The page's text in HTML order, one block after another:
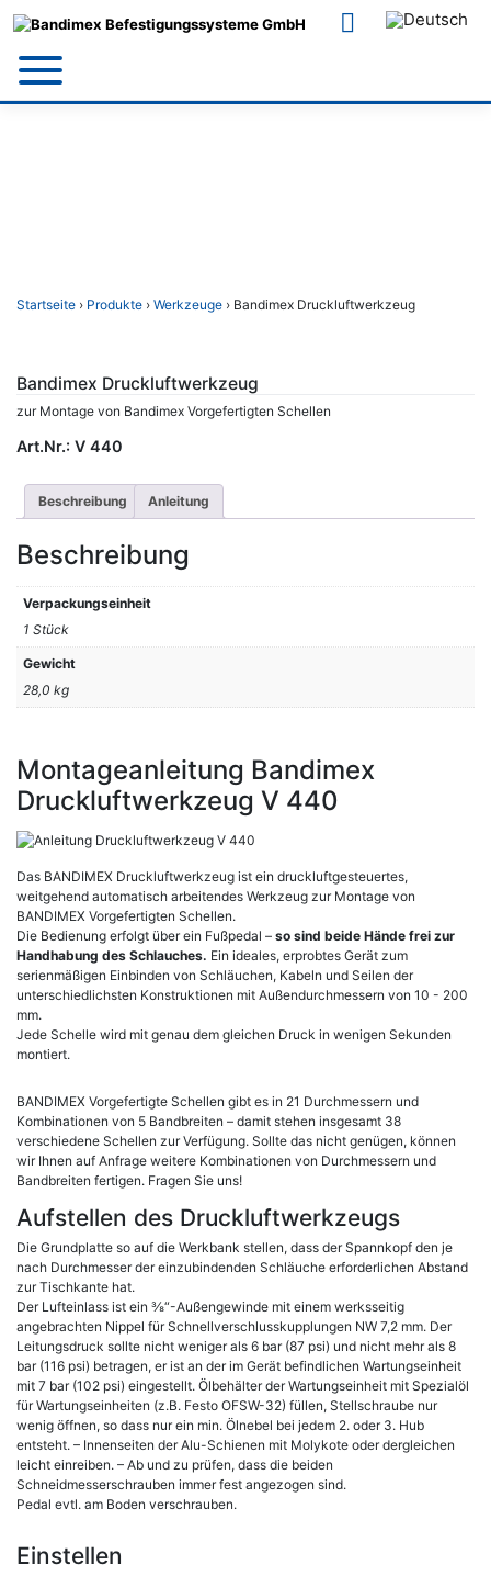
Startseite › Produkte › Werkzeuge › Bandimex Druckluftwerkzeug
Bandimex Druckluftwerkzeug
zur Montage von Bandimex Vorgefertigten Schellen
Art.Nr.: V 440
Beschreibung Anleitung
Beschreibung
Verpackungseinheit
1 Stück
Gewicht
28,0 kg
Montageanleitung Bandimex
Druckluftwerkzeug V 440
Das BANDIMEX Druckluftwerkzeug ist ein druckluftgesteuertes,
weitgehend automatisch arbeitendes Werkzeug zur Montage von
BANDIMEX Vorgefertigten Schellen.
Die Bedienung erfolgt über ein Fußpedal – so sind beide Hände frei zur
Handhabung des Schlauches. Ein ideales, erprobtes Gerät zum
serienmäßigen Einbinden von Schläuchen, Kabeln und Seilen der
unterschiedlichsten Konstruktionen mit Außendurchmessern von 10 - 200
mm.
Jede Schelle wird mit genau dem gleichen Druck in wenigen Sekunden
montiert.
BANDIMEX Vorgefertigte Schellen gibt es in 21 Durchmessern und
Kombinationen von 5 Bandbreiten – damit stehen insgesamt 38
verschiedene Schellen zur Verfügung. Sollte das nicht genügen, können
wir Ihnen auf Anfrage weitere Kombinationen von Durchmessern und
Bandbreiten fertigen. Fragen Sie uns!
Aufstellen des Druckluftwerkzeugs
Die Grundplatte so auf die Werkbank stellen, dass der Spannkopf den je
nach Durchmesser der einzubindenden Schläuche erforderlichen Abstand
zur Tischkante hat.
Der Lufteinlass ist ein ⅜“-Außengewinde mit einem werksseitig
angebrachten Nippel für Schnellverschlusskupplungen NW 7,2 mm. Der
Leitungsdruck sollte nicht weniger als 6 bar (87 psi) und nicht mehr als 8
bar (116 psi) betragen, er ist an der im Gerät befindlichen Wartungseinheit
mit 7 bar (102 psi) eingestellt. Ölbehälter der Wartungseinheit mit Spezialöl
für Wartungseinheiten (z.B. Festo OFSW-32) füllen, Stellschraube nur
wenig öffnen, so dass nur ein min. Ölnebel bei jedem 2. oder 3. Hub
entsteht. – Innenseiten der Alu-Schienen mit Molykote oder dergleichen
leicht einreiben. – Ab und zu prüfen, dass die beiden
Schneidmesserschrauben immer fest angezogen sind.
Pedal evtl. am Boden verschrauben.
Einstellen